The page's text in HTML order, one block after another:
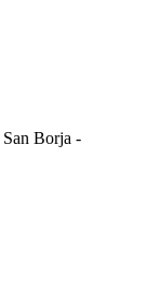
San Borja -